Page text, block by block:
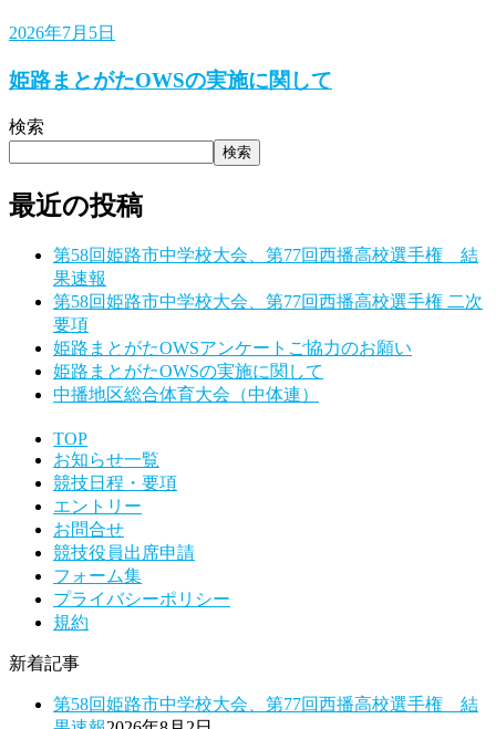
2026年7月5日
姫路まとがたOWSの実施に関して
検索
検索
最近の投稿
第58回姫路市中学校大会、第77回西播高校選手権 結
果速報
第58回姫路市中学校大会、第77回西播高校選手権 二次
要項
姫路まとがたOWSアンケートご協力のお願い
姫路まとがたOWSの実施に関して
中播地区総合体育大会（中体連）
TOP
お知らせ一覧
競技日程・要項
エントリー
お問合せ
競技役員出席申請
フォーム集
プライバシーポリシー
規約
新着記事
第58回姫路市中学校大会、第77回西播高校選手権 結